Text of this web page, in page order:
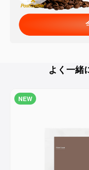
よく一緒
NEW